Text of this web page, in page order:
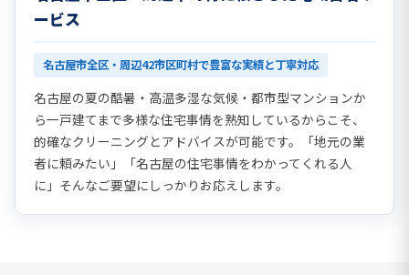
ービス
名古屋市全区・周辺42市区町村で豊富な実績と丁寧対応
名古屋の夏の酷暑・高温多湿な気候・都市型マンションか
ら一戸建てまで多様な住宅事情を熟知しているからこそ、
的確なクリーニングとアドバイスが可能です。「地元の業
者に頼みたい」「名古屋の住宅事情をわかってくれる人
に」そんなご要望にしっかりお応えします。